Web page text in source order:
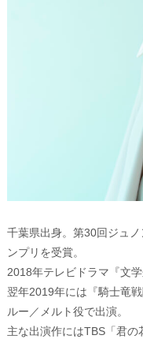
千葉県出身。第30回ジュ
ンプリを受賞。
2018年テレビドラマ『文
翌年2019年には『騎士竜
ルー／メルト役で出演。
主な出演作にはTBS「君